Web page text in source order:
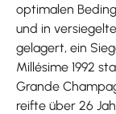
optimalen
und in
gelagert, ein
Millésime 1992
Grande
reifte über 26